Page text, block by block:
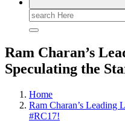
Search
for:
Ram Charan’s
Speculating the
Home
Ram Charan’s Leading
#RC17!